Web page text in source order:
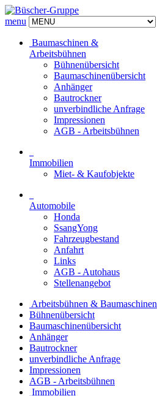
menu
Baumaschinen &
Arbeitsbühnen
Bühnenübersicht
Baumaschinenübersicht
Anhänger
Bautrockner
unverbindliche Anfrage
Impressionen
AGB - Arbeitsbühnen
Immobilien
Miet- & Kaufobjekte
Automobile
Honda
SsangYong
Fahrzeugbestand
Anfahrt
Links
AGB - Autohaus
Stellenangebot
Arbeitsbühnen & Baumaschinen
Bühnenübersicht
Baumaschinenübersicht
Anhänger
Bautrockner
unverbindliche Anfrage
Impressionen
AGB - Arbeitsbühnen
Immobilien